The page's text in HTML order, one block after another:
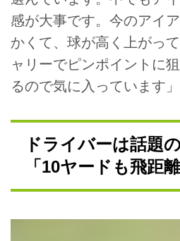
感が大事です。今のアイ
かくて、球が高く上がっ
ャリーでピンポイントに
るので気に入っています」
ドライバーは話題
「10ヤードも飛距